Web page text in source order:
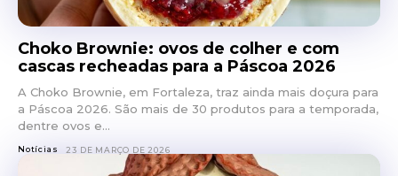
Choko Brownie: ovos de colher e com
cascas recheadas para a Páscoa 2026
A Choko Brownie, em Fortaleza, traz ainda mais doçura para
a Páscoa 2026. São mais de 30 produtos para a temporada,
dentre ovos e...
Notícias 23 DE MARÇO DE 2026